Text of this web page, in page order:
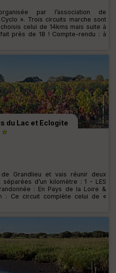
par l’association de
». Trois circuits marche sont
celui de 14kms mais suite à
près de 18 ! Compte-rendu : à
du Lac et Eclogite
Grandlieu et vais réunir deux
d’un kilomètre : 1 - LES
: En Pays de la Loire &
: Ce circuit complète celui de «